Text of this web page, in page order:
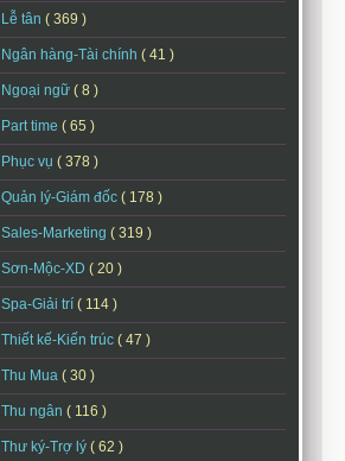
Lễ tân ( 369 )
Ngân hàng-Tài chính ( 41 )
Ngoại ngữ ( 8 )
Part time ( 65 )
Phục vụ ( 378 )
Quản lý-Giám đốc ( 178 )
Sales-Marketing ( 319 )
Sơn-Mộc-XD ( 20 )
Spa-Giải trí ( 114 )
Thiết kế-Kiến trúc ( 47 )
Thu Mua ( 30 )
Thu ngân ( 116 )
Thư ký-Trợ lý ( 62 )